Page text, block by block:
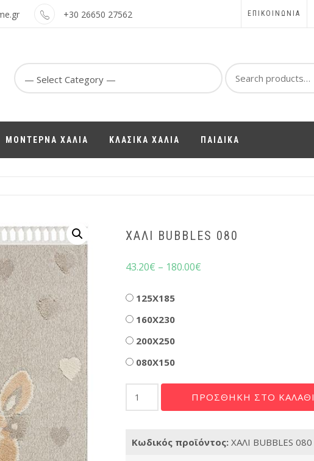
+30 26650 27562 ΕΠΙΚΟΙΝΩΝΊΑ
Search
for:
ΜΟΝΤΕΡΝΑ ΧΑΛΙΑ ΚΛΑΣΙΚΑ ΧΑΛΙΑ ΠΑΙΔΙΚΑ
ΧΑΛΙ BUBBLES 080
43.20€ – 180.00€
125X185
160X230
200X250
080X150
BUBBLES
ΠΡΟΣΘΉΚΗ ΣΤΟ ΚΑΛΆΘΙ
Κωδικός προϊόντος: ΧΑΛΙ BUBBLES 080